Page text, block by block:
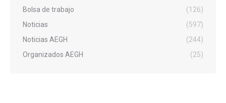
Bolsa de trabajo
(126)
Noticias
(597)
Noticias AEGH
(244)
Organizados AEGH
(25)